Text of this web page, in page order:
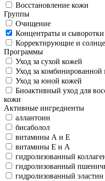
Восстановление кожи
Группы
Очищение
Концентраты и сыворотки
Корректирующие и
Программы
Уход за сухой кожей
Уход за комбинированной
Уход за юной кожей
Биоактивный уход для
кожи
Активные ингредиенты
аллантоин
бисаболол
витамины А и Е
витамины Е и А
гидролизованный
гидролизованный
гидролизованный эластин